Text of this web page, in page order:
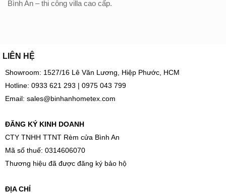
Bình An – thi công villa cao cấp.
LIÊN HỆ
Showroom: 1527/16 Lê Văn Lương, Hiệp Phước, HCM
Hotline: 0933 621 293 | 0975 043 799
Email: sales@binhanhometex.com
ĐĂNG KÝ KINH DOANH
CTY TNHH TTNT Rèm cửa Bình An
Mã số thuế: 0314606070
Thương hiệu đã được đăng ký bảo hộ
ĐỊA CHỈ